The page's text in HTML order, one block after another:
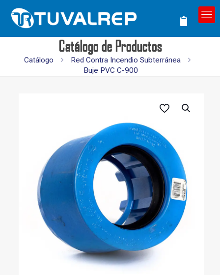
Catálogo de Productos
Catálogo
Red Contra Incendio Subterránea
Buje PVC C-900